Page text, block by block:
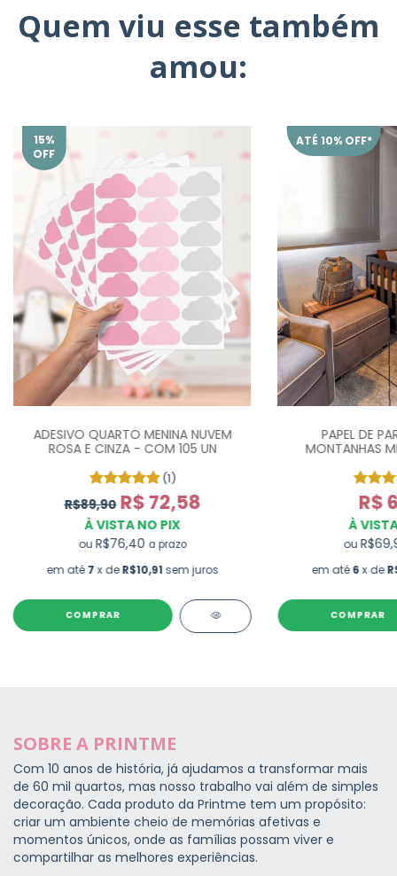
Quem viu esse também
amou:
15%
OFF
ADESIVO QUARTO MENINA NUVEM
ROSA E CINZA - COM 105 UN
(1)
R$89,90 R$ 72,58
À VISTA NO PIX
ou R$76,40 a prazo
em até7x deR$10,91 sem juros
COMPRAR
ATÉ 10% OFF*
PAPEL DE
MONTANHAS
R$
À
ou
em até6 x de
SOBRE A PRINTME
Com 10 anos de história, já ajudamos a transformar mais
de 60 mil quartos, mas nosso trabalho vai além de simples
decoração. Cada produto da Printme tem um propósito:
criar um ambiente cheio de memórias afetivas e
momentos únicos, onde as famílias possam viver e
compartilhar as melhores experiências.